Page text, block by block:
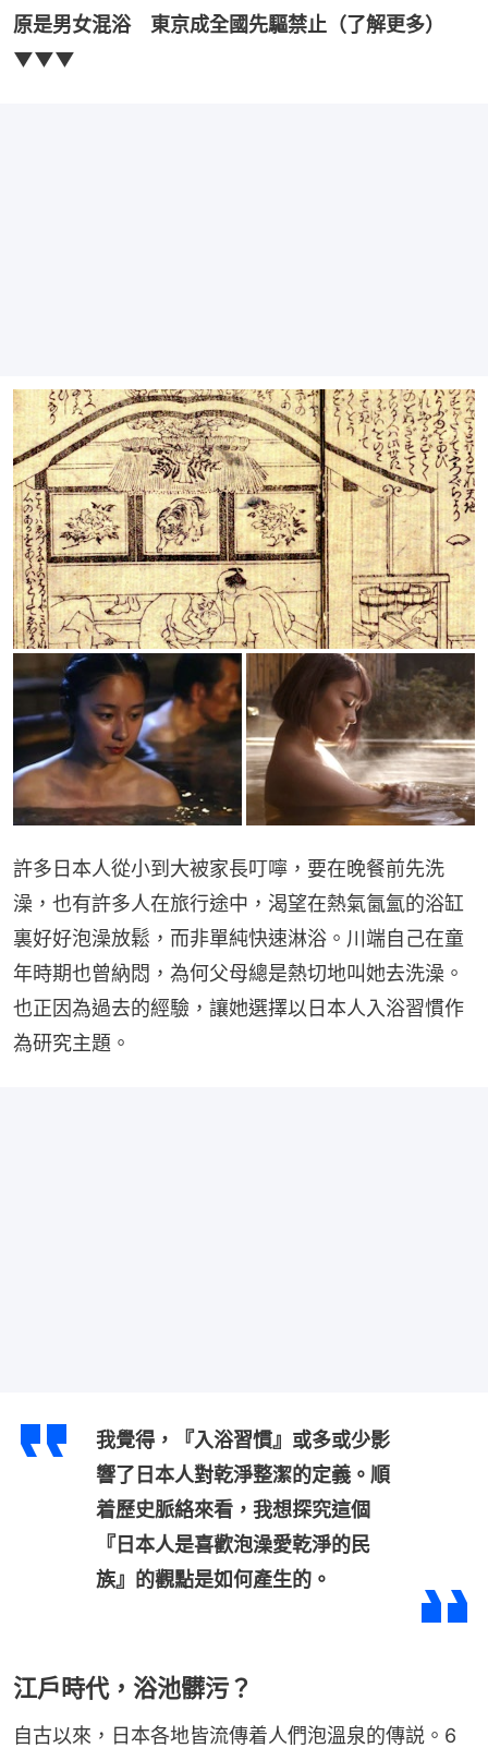
原是男女混浴　東京成全國先驅禁止（了解更多）
▼▼▼
許多日本人從小到大被家長叮嚀，要在晚餐前先洗
澡，也有許多人在旅行途中，渴望在熱氣𣱣氳的浴缸
裏好好泡澡放鬆，而非單純快速淋浴。川端自己在童
年時期也曾納悶，為何父母總是熱切地叫她去洗澡。
也正因為過去的經驗，讓她選擇以日本人入浴習慣作
為研究主題。
我覺得，『入浴習慣』或多或少影
響了日本人對乾淨整潔的定義。順
着歷史脈絡來看，我想探究這個
『日本人是喜歡泡澡愛乾淨的民
族』的觀點是如何產生的。
江戶時代，浴池髒污？
自古以來，日本各地皆流傳着人們泡溫泉的傳説。6